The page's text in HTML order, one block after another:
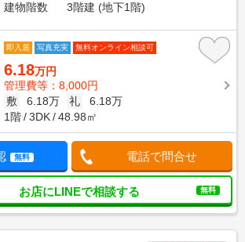
建物階数
3階建 (地下1階)
即入居 写真充実 無料オンライン相談可
6.18万円
管理費等：8,000円
敷
6.18万 礼
6.18万
1階
3DK 48.98㎡
無料 電話で問合せ
お店にLINEで相談する 無料